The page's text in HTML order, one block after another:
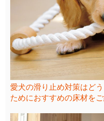
愛犬の滑り止め対策はど
ためにおすすめの床材をご